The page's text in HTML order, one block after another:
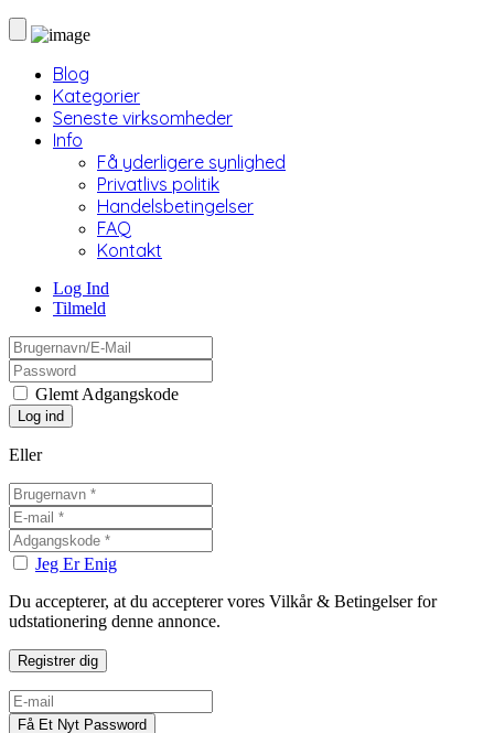
Blog
Kategorier
Seneste virksomheder
Info
Få yderligere synlighed
Privatlivs politik
Handelsbetingelser
FAQ
Kontakt
Log Ind
Tilmeld
Glemt Adgangskode
Eller
Jeg Er Enig
Du accepterer, at du accepterer vores Vilkår & Betingelser for
udstationering denne annonce.